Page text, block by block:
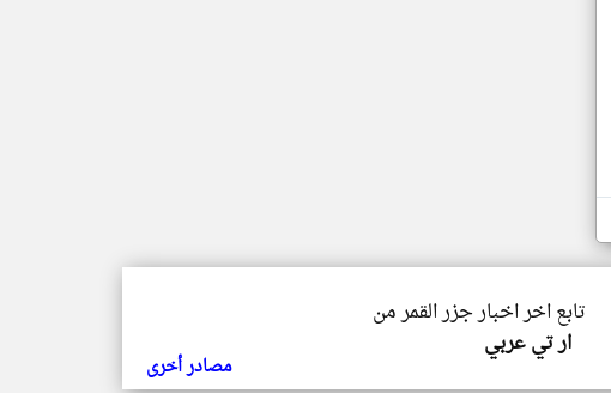
تابع اخر اخبار جزر القمر من
ار تي عربي
مصادر أخرى